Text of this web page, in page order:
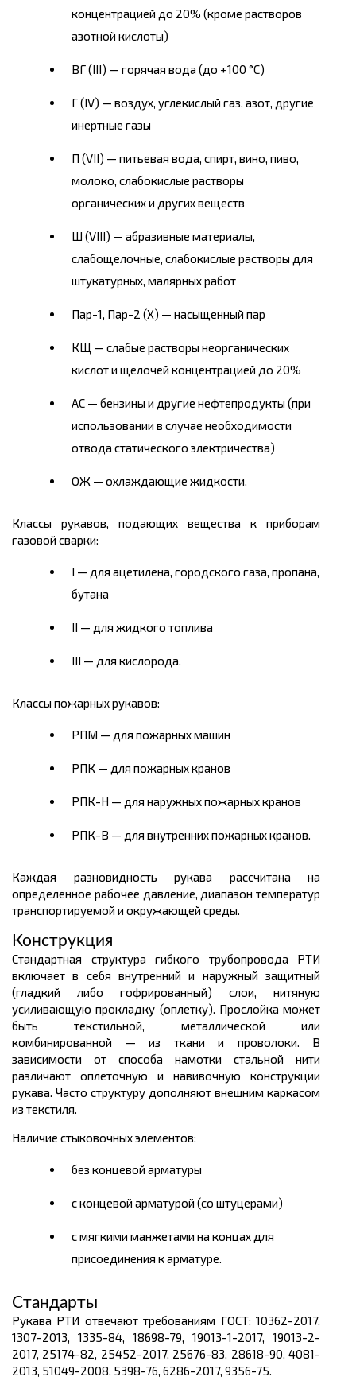
концентрацией до 20% (кроме растворов
азотной кислоты)
ВГ (III) — горячая вода (до +100 °С)
Г (IV) — воздух, углекислый газ, азот, другие
инертные газы
П (VII) — питьевая вода, спирт, вино, пиво,
молоко, слабокислые растворы
органических и других веществ
Ш (VIII) — абразивные материалы,
слабощелочные, слабокислые растворы для
штукатурных, малярных работ
Пар-1, Пар-2 (X) — насыщенный пар
КЩ — слабые растворы неорганических
кислот и щелочей концентрацией до 20%
АС — бензины и другие нефтепродукты (при
использовании в случае необходимости
отвода статического электричества)
ОЖ — охлаждающие жидкости.
Классы рукавов, подающих вещества к приборам
газовой сварки:
I — для ацетилена, городского газа, пропана,
бутана
II — для жидкого топлива
III — для кислорода.
Классы пожарных рукавов:
РПМ — для пожарных машин
РПК — для пожарных кранов
РПК-Н — для наружных пожарных кранов
РПК-В — для внутренних пожарных кранов.
Каждая разновидность рукава рассчитана на
определенное рабочее давление, диапазон температур
транспортируемой и окружающей среды.
Конструкция
Стандартная структура гибкого трубопровода РТИ
включает в себя внутренний и наружный защитный
(гладкий либо гофрированный) слои, нитяную
усиливающую прокладку (оплетку). Прослойка может
быть текстильной, металлической или
комбинированной — из ткани и проволоки. В
зависимости от способа намотки стальной нити
различают оплеточную и навивочную конструкции
рукава. Часто структуру дополняют внешним каркасом
из текстиля.
Наличие стыковочных элементов:
без концевой арматуры
с концевой арматурой (со штуцерами)
с мягкими манжетами на концах для
присоединения к арматуре.
Стандарты
Рукава РТИ отвечают требованиям ГОСТ: 10362-2017,
1307-2013, 1335-84, 18698-79, 19013-1-2017, 19013-2-
2017, 25174-82, 25452-2017, 25676-83, 28618-90, 4081-
2013, 51049-2008, 5398-76, 6286-2017, 9356-75.